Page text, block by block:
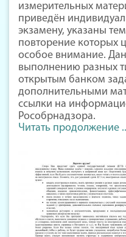
измерительных
приведён
экзамену, указаны
повторение которых
особое внимание.
выполнению разных
открытым банком
дополнительными
ссылки на
Рособрнадзора.
Читать продолжение